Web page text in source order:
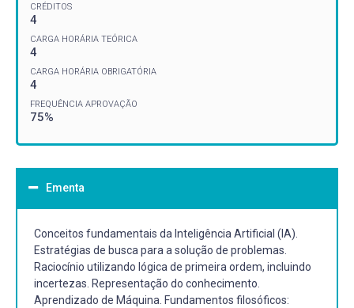
CRÉDITOS
4
CARGA HORÁRIA TEÓRICA
4
CARGA HORÁRIA OBRIGATÓRIA
4
FREQUÊNCIA APROVAÇÃO
75%
Ementa
Conceitos fundamentais da Inteligência Artificial (IA).
Estratégias de busca para a solução de problemas.
Raciocínio utilizando lógica de primeira ordem, incluindo
incertezas. Representação do conhecimento.
Aprendizado de Máquina. Fundamentos filosóficos: